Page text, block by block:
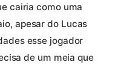
cairia como uma
apesar do Lucas
esse jogador
de um meia que